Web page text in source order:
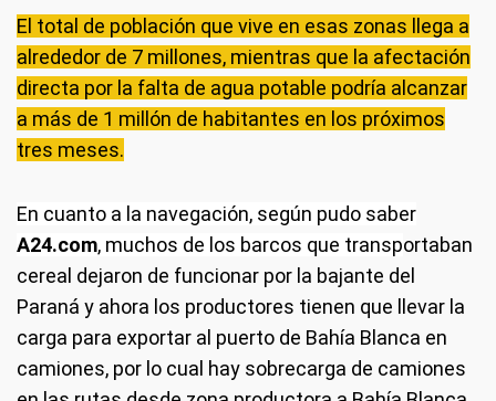
El total de población que vive en esas zonas llega a
alrededor de 7 millones, mientras que la afectación
directa por la falta de agua potable podría alcanzar
a más de 1 millón de habitantes en los próximos
tres meses.
En cuanto a la navegación, según pudo saber
A24.com, muchos de los barcos que transportaban
cereal dejaron de funcionar por la bajante del
Paraná y ahora los productores tienen que llevar la
carga para exportar al puerto de Bahía Blanca en
camiones, por lo cual hay sobrecarga de camiones